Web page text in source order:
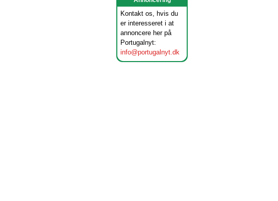
Kontakt os, hvis du
er interesseret i at
annoncere her på
Portugalnyt:
info@portugalnyt.dk